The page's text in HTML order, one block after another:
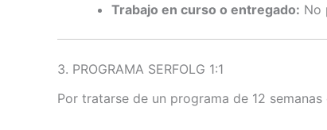
Trabajo en curso o entregado: No
3. PROGRAMA SERFOLG 1:1
Por tratarse de un programa de 12